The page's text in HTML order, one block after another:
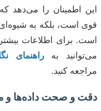
این اطمینان را می‌دهد
قوی است، بلکه به
است. برای اطلاعات
می‌توانید بهراهنمای
مراجعه کنید.
دقت و صحت داده‌ها و